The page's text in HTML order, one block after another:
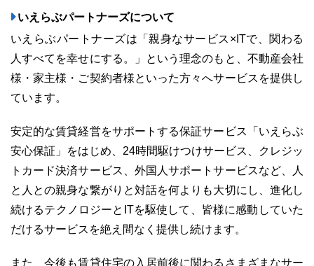
いえらぶパートナーズについて
いえらぶパートナーズは「親身なサービス×ITで、関わる
人すべてを幸せにする。」という理念のもと、不動産会社
様・家主様・ご契約者様といった方々へサービスを提供し
ています。
安定的な賃貸経営をサポートする保証サービス「いえらぶ
安心保証」をはじめ、24時間駆けつけサービス、クレジッ
トカード決済サービス、外国人サポートサービスなど、人
と人との親身な繋がりと対話を何よりも大切にし、進化し
続けるテクノロジーとITを駆使して、皆様に感動していた
だけるサービスを絶え間なく提供し続けます。
また、今後も賃貸住宅の入居前後に関わるさまざまなサー